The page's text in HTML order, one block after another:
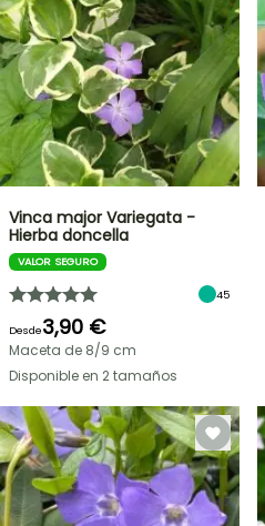
Vinca major Variegata -
Hierba doncella
VALOR SEGURO
45
Desde3,90 €
Maceta de 8/9 cm
Disponible en 2 tamaños